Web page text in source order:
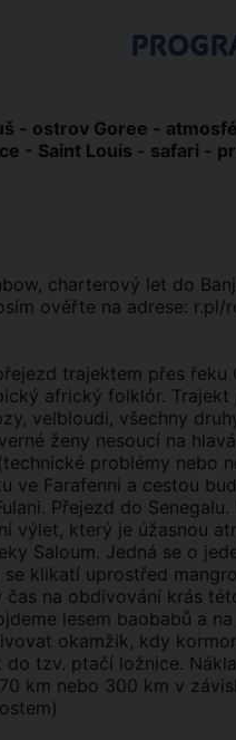
- ostrov Goree -
- Saint Louis - safari -
charterový let do
ověřte na adrese: r.pl/
trajektem přes
africký folklór. Trajekt
velbloudi, všechny
ženy nesoucí na
problémy nebo
ve Farafenni a cestou
Přejezd do
výlet, který je úžasnou
Saloum. Jedná se o
se klikatí uprostřed
na obdivování krás
lesem baobabů a
okamžik, kdy
tzv. ptačí ložnice.
km nebo 300 km v